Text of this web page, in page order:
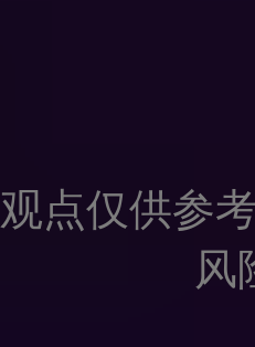
点仅供参
风